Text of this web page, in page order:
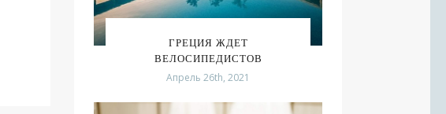
ГРЕЦИЯ ЖДЕТ
ВЕЛОСИПЕДИСТОВ
Апрель 26th, 2021